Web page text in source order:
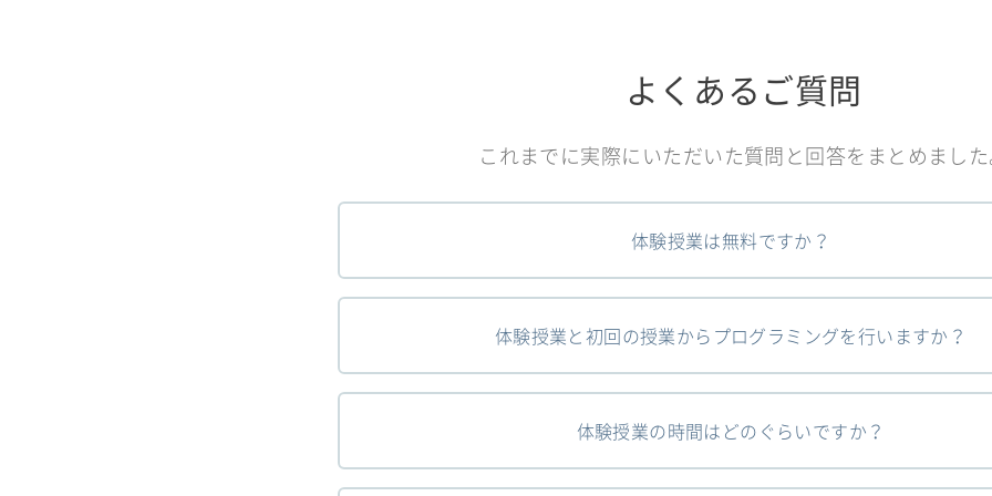
よくあるご質問
これまでに実際にいただいた質問と回答をまとめまし
体験授業は無料ですか？
体験授業と初回の授業からプログラミングを行いますか？
体験授業の時間はどのぐらいですか？